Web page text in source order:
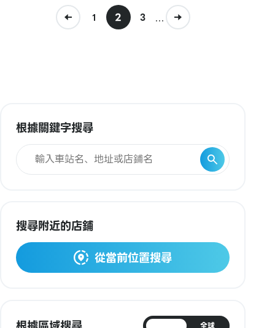
1 2 3 ...
根據關鍵字搜尋
搜尋附近的店鋪
從當前位置搜尋